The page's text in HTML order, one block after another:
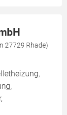
27729 Rhade)